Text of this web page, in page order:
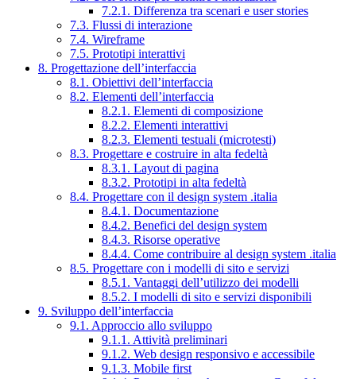
7.2.1. Differenza tra scenari e user stories
7.3. Flussi di interazione
7.4. Wireframe
7.5. Prototipi interattivi
8. Progettazione dell’interfaccia
8.1. Obiettivi dell’interfaccia
8.2. Elementi dell’interfaccia
8.2.1. Elementi di composizione
8.2.2. Elementi interattivi
8.2.3. Elementi testuali (microtesti)
8.3. Progettare e costruire in alta fedeltà
8.3.1. Layout di pagina
8.3.2. Prototipi in alta fedeltà
8.4. Progettare con il design system .italia
8.4.1. Documentazione
8.4.2. Benefici del design system
8.4.3. Risorse operative
8.4.4. Come contribuire al design system .italia
8.5. Progettare con i modelli di sito e servizi
8.5.1. Vantaggi dell’utilizzo dei modelli
8.5.2. I modelli di sito e servizi disponibili
9. Sviluppo dell’interfaccia
9.1. Approccio allo sviluppo
9.1.1. Attività preliminari
9.1.2. Web design responsivo e accessibile
9.1.3. Mobile first